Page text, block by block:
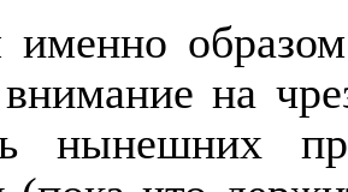
именно
на
нынешних